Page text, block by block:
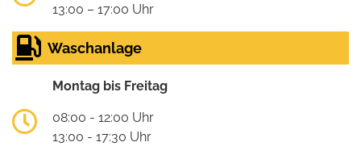
13:00 – 17:00 Uhr
Waschanlage
Montag bis Freitag
08:00 - 12:00 Uhr
13:00 - 17:30 Uhr